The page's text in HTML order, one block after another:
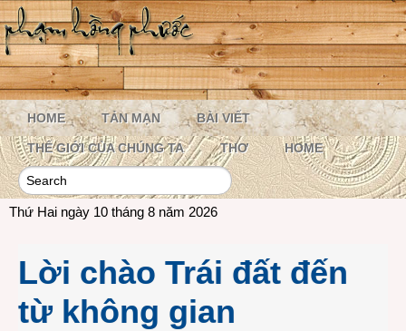
HOME TẢN MẠN BÀI VIẾT
THẾ GIỚI CỦA CHÚNG TA THƠ HOME
Thứ Hai ngày 10 tháng 8 năm 2026
Lời chào Trái đất đến
từ không gian